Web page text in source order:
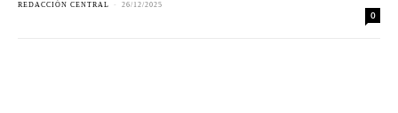
REDACCIÓN CENTRAL - 26/12/2025
0